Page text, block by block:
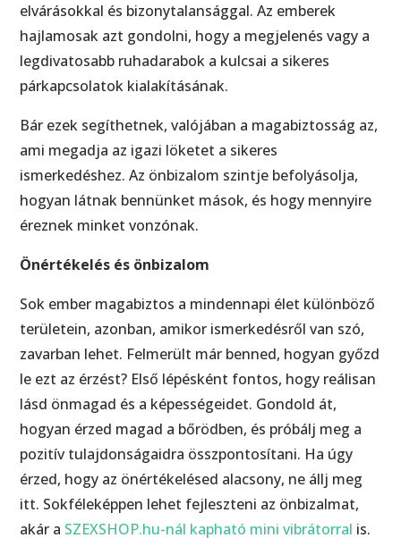
elvárásokkal és bizonytalansággal. Az emberek
hajlamosak azt gondolni, hogy a megjelenés vagy a
legdivatosabb ruhadarabok a kulcsai a sikeres
párkapcsolatok kialakításának.
Bár ezek segíthetnek, valójában a magabiztosság az,
ami megadja az igazi löketet a sikeres
ismerkedéshez. Az önbizalom szintje befolyásolja,
hogyan látnak bennünket mások, és hogy mennyire
éreznek minket vonzónak.
Önértékelés és önbizalom
Sok ember magabiztos a mindennapi élet különböző
területein, azonban, amikor ismerkedésről van szó,
zavarban lehet. Felmerült már benned, hogyan győzd
le ezt az érzést? Első lépésként fontos, hogy reálisan
lásd önmagad és a képességeidet. Gondold át,
hogyan érzed magad a bőrödben, és próbálj meg a
pozitív tulajdonságaidra összpontosítani. Ha úgy
érzed, hogy az önértékelésed alacsony, ne állj meg
itt. Sokféleképpen lehet fejleszteni az önbizalmat,
akár a SZEXSHOP.hu-nál kapható mini vibrátorral is.